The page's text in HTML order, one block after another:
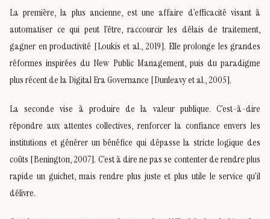
La première, la plus ancienne, est une affaire d’efficacité visant à
automatiser ce qui peut l’être, raccourcir les délais de traitement,
gagner en productivité [Loukis et al., 2019]. Elle prolonge les grandes
réformes inspirées du New Public Management, puis du paradigme
plus récent de la Digital Era Governance [Dunleavy et al., 2005].
La seconde vise à produire de la valeur publique. C’est-à-dire
répondre aux attentes collectives, renforcer la confiance envers les
institutions et générer un bénéfice qui dépasse la stricte logique des
coûts [Benington, 2007]. C’est à dire ne pas se contenter de rendre plus
rapide un guichet, mais rendre plus juste et plus utile le service qu’il
délivre.